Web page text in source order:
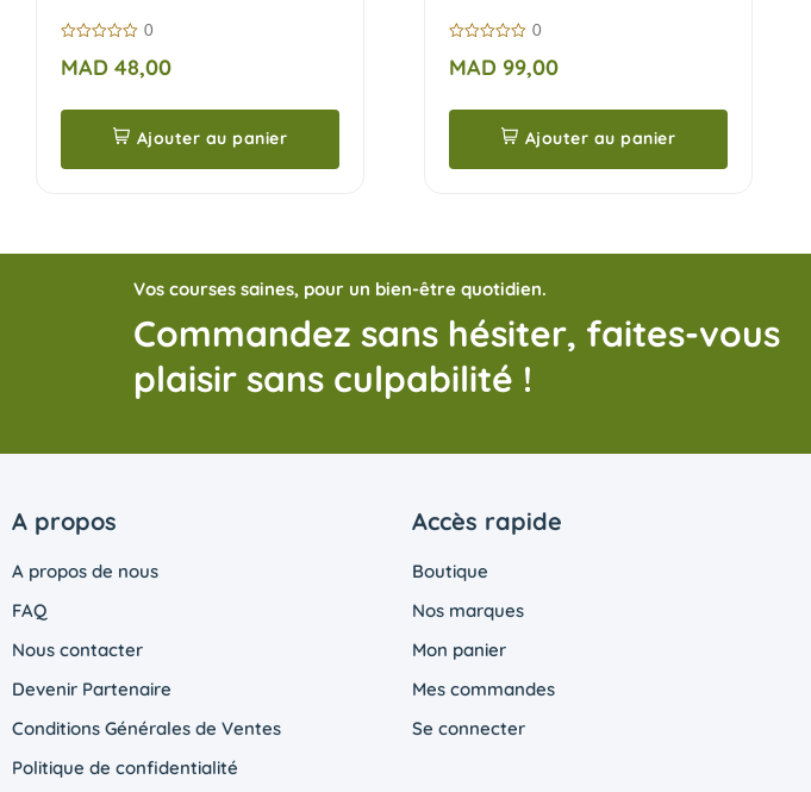
sur
0
MAD 48,00
Ajouter au panier
sur
0
MAD 99,00
Ajouter au panier
Vos courses saines, pour un bien-être quotidien.
Commandez sans hésiter, faites-vous
plaisir sans culpabilité !
A propos
A propos de nous
FAQ
Nous contacter
Devenir Partenaire
Conditions Générales de Ventes
Politique de confidentialité
Accès rapide
Boutique
Nos marques
Mon panier
Mes commandes
Se connecter